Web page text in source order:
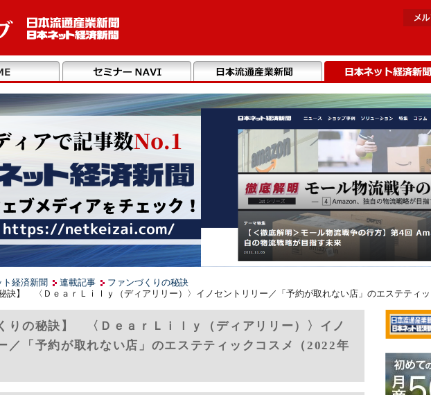
ト経済新聞 連載記事
ファンづくりの秘訣
訣】 〈ＤｅａｒＬｉｌｙ（ディアリリー）〉イノセントリリー／「予約が取れない店」のエステティッ
りの秘訣】 〈ＤｅａｒＬｉｌｙ（ディアリリー）〉イノ
／「予約が取れない店」のエステティックコスメ（2022年